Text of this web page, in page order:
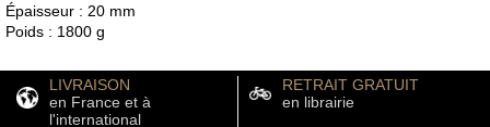
Épaisseur : 20 mm
Poids : 1800 g
LIVRAISON
en France et à
l'international
RETRAIT GRATUIT
en librairie